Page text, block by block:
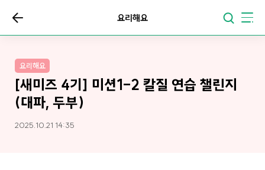
요리해요
요리해요
[새미즈 4기] 미션1-2 칼질 연습 챌린지
(대파, 두부)
2025.10.21 14:35